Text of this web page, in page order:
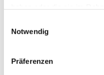
Notwendig
Präferenzen
3 Nächte vom 30.
Die Buchung von
Unsere Suiten können